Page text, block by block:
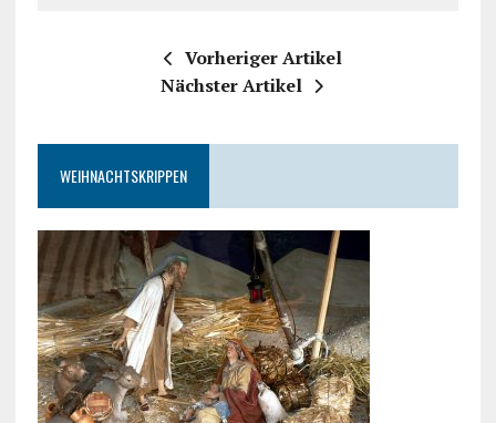
Vorheriger Artikel
Nächster Artikel
WEIHNACHTSKRIPPEN